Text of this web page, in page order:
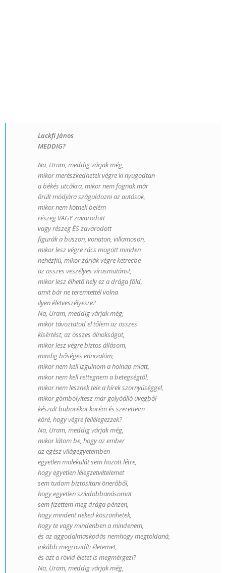
Lackfi János
MEDDIG?
Na, Uram, meddig várjak még,
mikor merészkedhetek végre ki nyugodtan
a békés utcákra, mikor nem fognak már
őrült módjára száguldozni az autósok,
mikor nem kötnek belém
részeg VAGY zavarodott
vagy részeg ÉS zavarodott
figurák a buszon, vonaton, villamoson,
mikor lesz végre rács mögött minden
nehézfiú, mikor zárják végre ketrecbe
az összes veszélyes vírusmutánst,
mikor lesz élhető hely ez a drága föld,
amit bár ne teremtettél volna
ilyen életveszélyesre?
Na, Uram, meddig várjak még,
mikor távoztatod el tőlem az összes
kísértést, az összes álnokságot,
mikor lesz végre biztos állásom,
mindig bőséges ennivalóm,
mikor nem kell izgulnom a holnap miatt,
mikor nem kell rettegnem a betegségtől,
mikor nem lesznek tele a hírek szörnyűséggel,
mikor gömbölyítesz már golyóálló üvegből
készült buborékot körém és szeretteim
köré, hogy végre fellélegezzek?
Na, Uram, meddig várjak még,
mikor látom be, hogy az ember
az egész világegyetemben
egyetlen molekulát sem hozott létre,
hogy egyetlen lélegzetvételemet
sem tudom biztosítani önerőből,
hogy egyetlen szívdobbanásomat
sem fizettem meg drága pénzen,
hogy mindent neked köszönhetek,
hogy te vagy mindenben a mindenem,
és az aggodalmaskodás nemhogy megtoldaná,
inkább megrövidíti életemet,
és azt a rövid életet is megmérgezi?
Na, Uram, meddig várjak még,